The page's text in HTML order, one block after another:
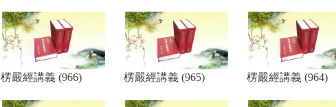
楞嚴經講義 (966) 楞嚴經講義 (965) 楞嚴經講義 (964)